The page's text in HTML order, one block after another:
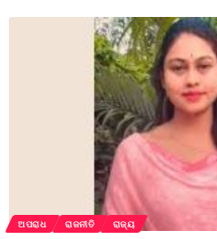
ଅପରାଧ ରାଜନୀତି ରାଜ୍ୟ